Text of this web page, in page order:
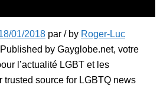
01/2018 par / by Roger-Luc
by Gayglobe.net, votre
l’actualité LGBT et les
trusted source for LGBTQ news